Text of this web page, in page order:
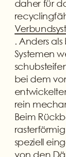
daher für
. Anders
Systemen
bei dem
rein
Beim
speziell
von den